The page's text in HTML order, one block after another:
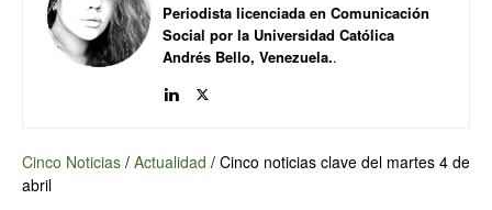
Periodista licenciada en Comunicación
Social por la Universidad Católica
Andrés Bello, Venezuela..
Cinco Noticias / Actualidad / Cinco noticias clave del martes 4 de
abril